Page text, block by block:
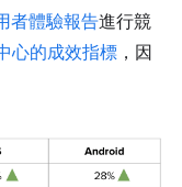
者體驗報告進行競
心的成效指標 ，因